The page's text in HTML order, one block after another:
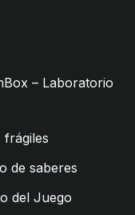
– Laboratorio
frágiles
de saberes
del Juego